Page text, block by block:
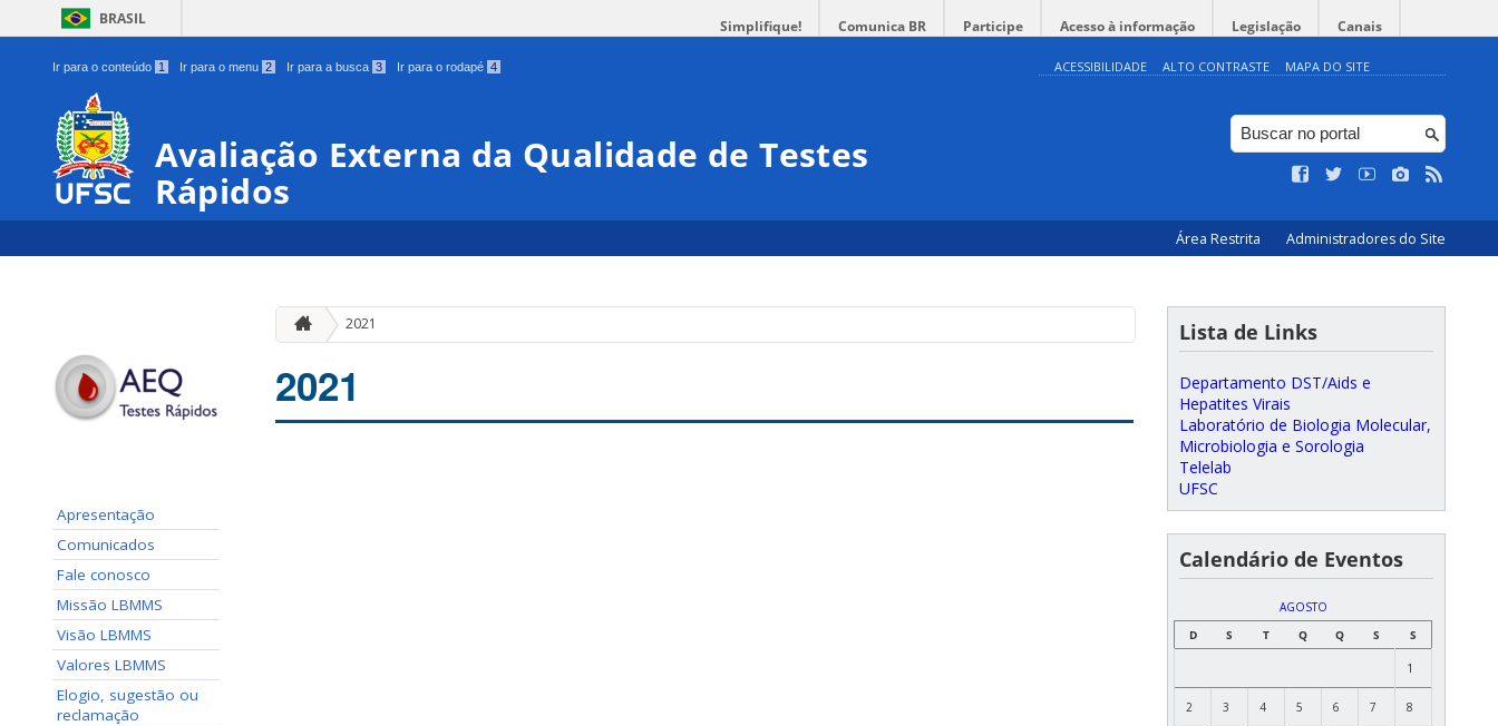
BRASIL Simplifique! Comunica BR Participe Acesso à informação Legislação Canais
Ir para o conteúdo 1 Ir para o menu 2 Ir para a busca 3 Ir para o rodapé 4 ACESSIBILIDADE ALTO CONTRASTE MAPA DO SITE
Avaliação Externa da Qualidade de Testes
Rápidos
Área Restrita Administradores do Site
Apresentação
Comunicados
Fale conosco
Missão LBMMS
Visão LBMMS
Valores LBMMS
Elogio, sugestão ou
reclamação
2021
2021
Lista de Links
Departamento DST/Aids e
Hepatites Virais
Laboratório de Biologia Molecular,
Microbiologia e Sorologia
Telelab
UFSC
Calendário de Eventos
AGOSTO
D
S T Q Q S S
1
2 3 4 5 6 7 8